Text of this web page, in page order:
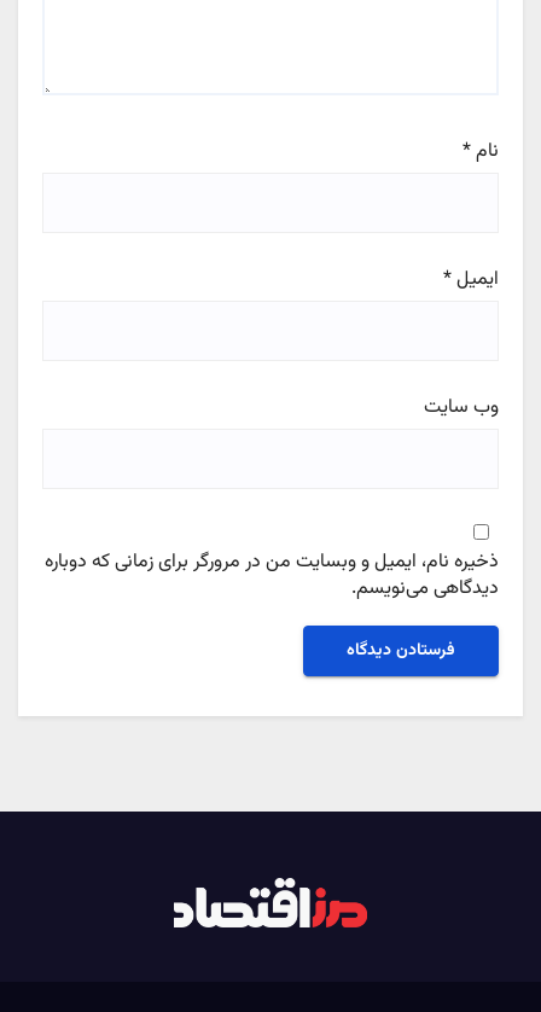
نام*
ایمیل*
وب‌ سایت
ذخیره نام، ایمیل و وبسایت من در مرورگر برای زمانی که دوباره
دیدگاهی می‌نویسم.